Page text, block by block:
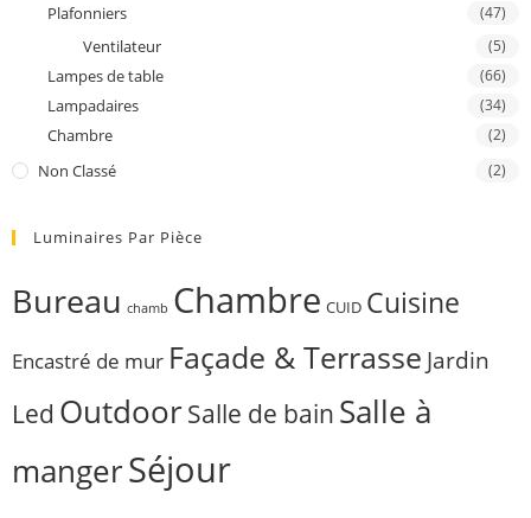
Plafonniers (47)
Ventilateur (5)
Lampes de table (66)
Lampadaires (34)
Chambre (2)
Non Classé (2)
Luminaires Par Pièce
Bureau chamb Chambre CUID Cuisine
Encastré de mur Façade & Terrasse Jardin
Led OutdoorSalle de bain Salle à
mangerSéjour